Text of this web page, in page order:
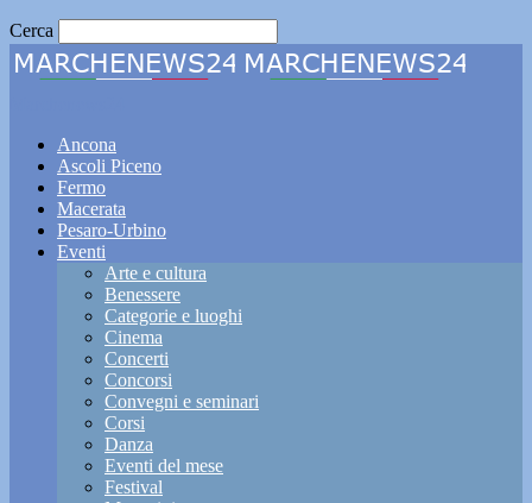
Cerca
Ancona
Ascoli Piceno
Fermo
Macerata
Pesaro-Urbino
Eventi
Arte e cultura
Benessere
Categorie e luoghi
Cinema
Concerti
Concorsi
Convegni e seminari
Corsi
Danza
Eventi del mese
Festival